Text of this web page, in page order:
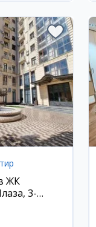
ЖК
3-